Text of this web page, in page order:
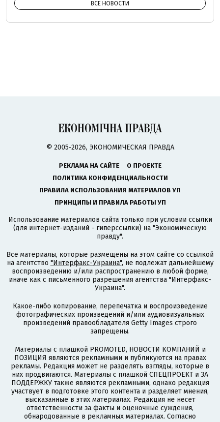
ВСЕ НОВОСТИ
© 2005-2026, ЭКОНОМИЧЕСКАЯ ПРАВДА
РЕКЛАМА НА САЙТЕ
О ПРОЕКТЕ
ПОЛИТИКА КОНФИДЕНЦИАЛЬНОСТИ
ПРАВИЛА ИСПОЛЬЗОВАНИЯ МАТЕРИАЛОВ УП
ПРИНЦИПЫ И ПРАВИЛА РАБОТЫ УП
Использование материалов сайта только при условии ссылки
(для интернет-изданий - гиперссылки) на "Экономическую
правду".
Все материалы, которые размещены на этом сайте со ссылкой
на агентство "Интерфакс-Украина", не подлежат дальнейшему
воспроизведению и/или распространению в любой форме,
иначе как с письменного разрешения агентства "Интерфакс-
Украина".
Какое-либо копирование, перепечатка и воспроизведение
фотографических произведений и/или аудиовизуальных
произведений правообладателя Getty Images строго
запрещены.
Материалы с плашкой PROMOTED, НОВОСТИ КОМПАНИЙ и
ПОЗИЦИЯ являются рекламными и публикуются на правах
рекламы. Редакция может не разделять взгляды, которые в
них продвигаются. Материалы с плашкой СПЕЦПРОЕКТ и ЗА
ПОДДЕРЖКУ также являются рекламными, однако редакция
участвует в подготовке этого контента и разделяет мнения,
высказанные в этих материалах. Редакция не несет
ответственности за факты и оценочные суждения,
обнародованные в рекламных материалах. Согласно